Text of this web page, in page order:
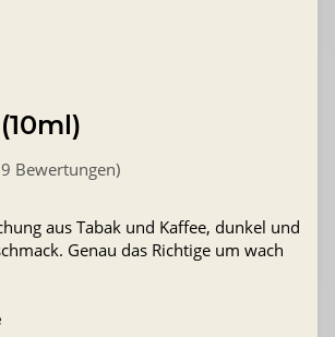
Bewertungen)
aus Tabak und Kaffee, dunkel und
Genau das Richtige um wach